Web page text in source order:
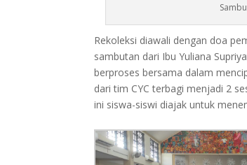
Rekoleksi diawali dengan doa
sambutan dari Ibu Yuliana
berproses bersama dalam
dari tim CYC terbagi menjadi 2
ini siswa-siswi diajak untuk